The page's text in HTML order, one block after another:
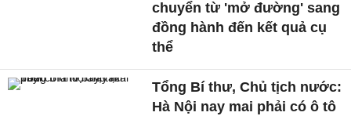
chuyển từ 'mở đường' sang
đồng hành đến kết quả cụ
thể
Tổng Bí thư, Chủ tịch nước:
Hà Nội nay mai phải có ô tô